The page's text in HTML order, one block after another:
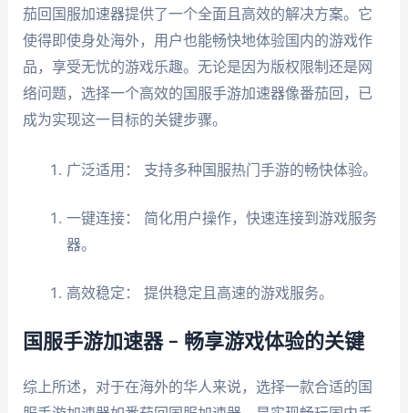
茄回国服加速器提供了一个全面且高效的解决方案。它
使得即使身处海外，用户也能畅快地体验国内的游戏作
品，享受无忧的游戏乐趣。无论是因为版权限制还是网
络问题，选择一个高效的国服手游加速器像番茄回，已
成为实现这一目标的关键步骤。
广泛适用： 支持多种国服热门手游的畅快体验。
一键连接： 简化用户操作，快速连接到游戏服务
器。
高效稳定： 提供稳定且高速的游戏服务。
国服手游加速器 – 畅享游戏体验的关键
综上所述，对于在海外的华人来说，选择一款合适的国